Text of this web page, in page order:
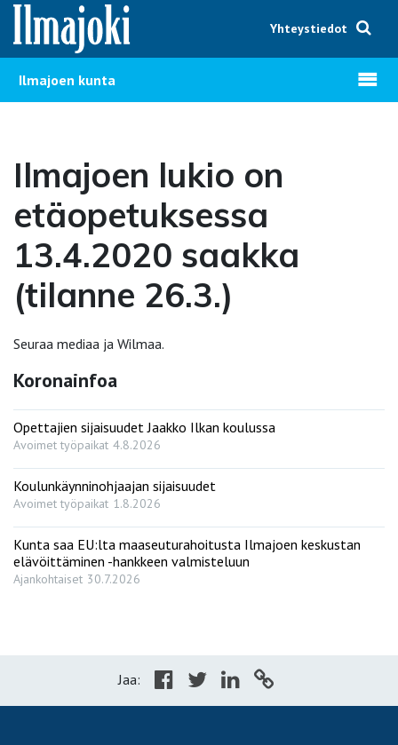
Hyppää sisältöön
Yhteystiedot
Ilmajoen kunta Avaa
Ilmajoen lukio on
etäopetuksessa
13.4.2020 saakka
(tilanne 26.3.)
Seuraa mediaa ja Wilmaa.
Koronainfoa
Opettajien sijaisuudet Jaakko Ilkan koulussa
Avoimet työpaikat 4.8.2026
Koulunkäynninohjaajan sijaisuudet
Avoimet työpaikat 1.8.2026
Kunta saa EU:lta maaseuturahoitusta Ilmajoen keskustan
elävöittäminen -hankkeen valmisteluun
Ajankohtaiset 30.7.2026
Jaa: